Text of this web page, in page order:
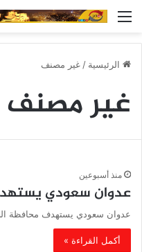
القائمة
الرئيسية / غير مصنف
غير مصنف
منذ أسبوعين
عدوان سعودي
عدوان سعودي يستهدف محافظة
أكمل القراءة »